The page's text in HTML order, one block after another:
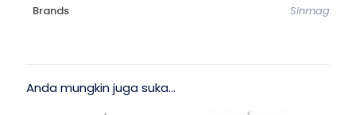
Brands Sinmag
Anda mungkin juga suka…